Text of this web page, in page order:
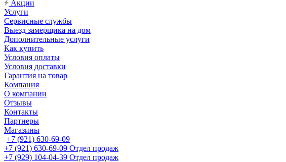
Акции
Услуги
Сервисные службы
Выезд замерщика на дом
Дополнительные услуги
Как купить
Условия оплаты
Условия доставки
Гарантия на товар
Компания
О компании
Отзывы
Контакты
Партнеры
Магазины
+7 (921) 630-69-09
+7 (921) 630-69-09 Отдел продаж
+7 (929) 104-04-39 Отдел продаж